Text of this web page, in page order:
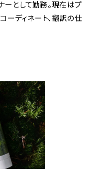
ーとして勤務。現在はプ
コーディネート、翻訳の仕